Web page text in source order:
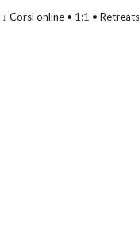
↓ Corsi online • 1:1 •